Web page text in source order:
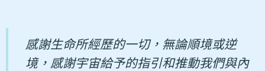
感謝生命所經歷的一切，無論順境或逆
境，感謝宇宙給予的指引和推動我們與內